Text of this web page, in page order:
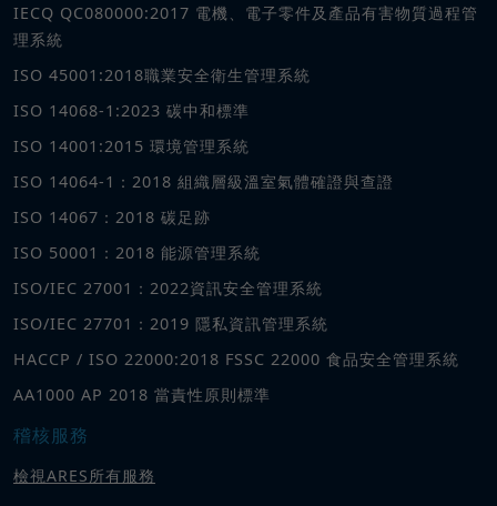
IECQ QC080000:2017 電機、電子零件及產品有害物質過程管
理系統
ISO 45001:2018職業安全衛生管理系統
ISO 14068-1:2023 碳中和標準
ISO 14001:2015 環境管理系統
ISO 14064-1：2018 組織層級溫室氣體確證與查證
ISO 14067：2018 碳足跡
ISO 50001：2018 能源管理系統
ISO/IEC 27001：2022資訊安全管理系統
ISO/IEC 27701：2019 隱私資訊管理系統
HACCP / ISO 22000:2018 FSSC 22000 食品安全管理系統
AA1000 AP 2018 當責性原則標準
稽核服務
檢視ARES所有服務